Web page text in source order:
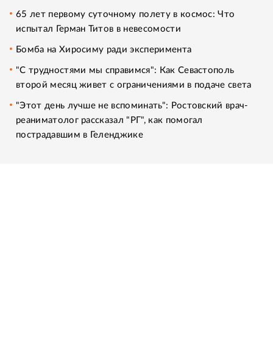
65 лет первому суточному полету в космос: Что
испытал Герман Титов в невесомости
Бомба на Хиросиму ради эксперимента
"С трудностями мы справимся": Как Севастополь
второй месяц живет с ограничениями в подаче света
"Этот день лучше не вспоминать": Ростовский врач-
реаниматолог рассказал "РГ", как помогал
пострадавшим в Геленджике